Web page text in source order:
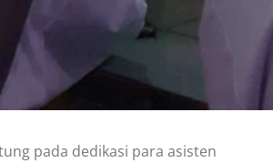
pada dedikasi para asisten